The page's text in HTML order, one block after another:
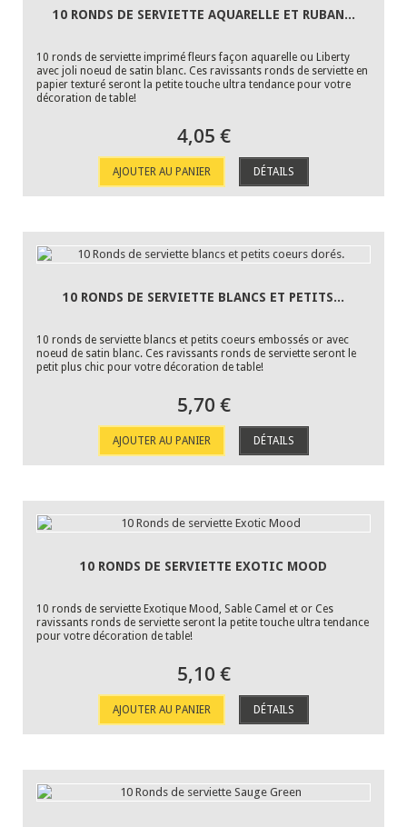
10 RONDS DE SERVIETTE AQUARELLE ET RUBAN...
10 ronds de serviette imprimé fleurs façon aquarelle ou Liberty
avec joli noeud de satin blanc. Ces ravissants ronds de serviette en
papier texturé seront la petite touche ultra tendance pour votre
décoration de table!
4,05 €
AJOUTER AU PANIER DÉTAILS
10 RONDS DE SERVIETTE BLANCS ET PETITS...
10 ronds de serviette blancs et petits coeurs embossés or avec
noeud de satin blanc. Ces ravissants ronds de serviette seront le
petit plus chic pour votre décoration de table!
5,70 €
AJOUTER AU PANIER DÉTAILS
10 RONDS DE SERVIETTE EXOTIC MOOD
10 ronds de serviette Exotique Mood, Sable Camel et or Ces
ravissants ronds de serviette seront la petite touche ultra tendance
pour votre décoration de table!
5,10 €
AJOUTER AU PANIER DÉTAILS